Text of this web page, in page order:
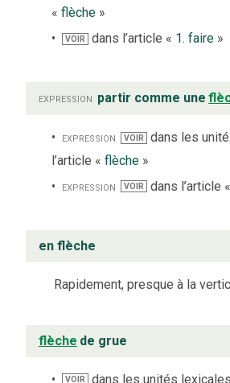
« flèche »
VOIR dans l’article « 1. faire »
expression partir comme une
expression VOIR dans les
l’article « flèche »
expression
VOIR dans l’article «
en flèche
Rapidement, presque à la
flèche de grue
VOIR dans les unités